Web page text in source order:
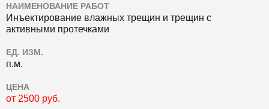
НАИМЕНОВАНИЕ РАБОТ
Инъектирование влажных трещин и трещин с
активными протечками
ЕД. ИЗМ.
п.м.
ЦЕНА
от 2500 руб.